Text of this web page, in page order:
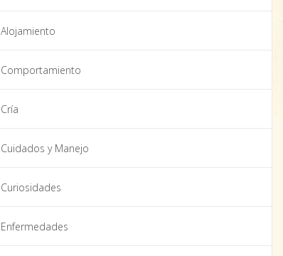
Alojamiento
Comportamiento
Cría
Cuidados y Manejo
Curiosidades
Enfermedades